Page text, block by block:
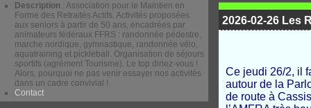
Description : Association pour le Maintien en
Forme des Retraités Actifs. Activités proposées
aux seniors à partir de 50 ans, encadrées par
animateurs fédéraux FFRS : randonnée pédestre,
marche nordique, gymnastique, randonnée vélo,
aquatraining et pickleball. Organisation de séjours
sportifs (agrément Tourisme). Le top diriez-vous !
Alors, pourquoi ne pas venir essayer nos activités
dans un cadre convivial !
Contact
2026-02-26 Les
Ce jeudi 26/2, il
autour de la
de route à